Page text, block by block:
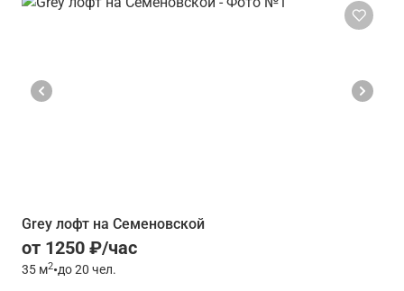
Grey лофт на Семеновской
от 1250 ₽/час
35 м2•до 20 чел.